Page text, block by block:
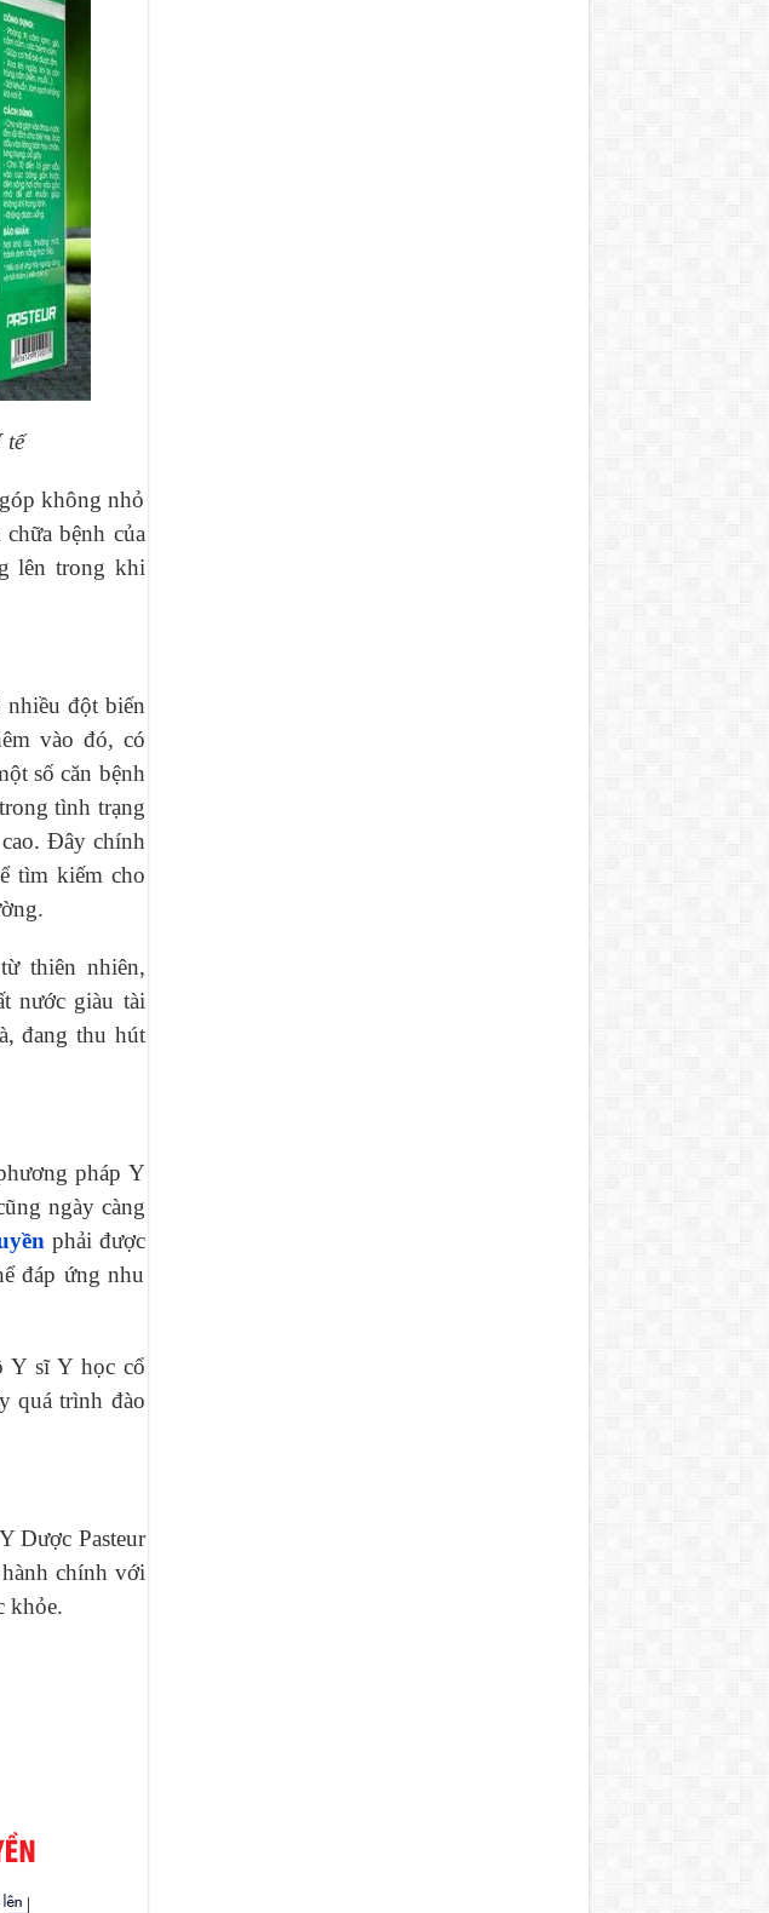
tế
không nhỏ
bệnh của
lên trong khi
đột biến
vào đó, có
số căn bệnh
tình trạng
Đây chính
tìm kiếm cho
thiên nhiên,
nước giàu tài
đang thu hút
pháp Y
ngày càng
phải được
đáp ứng nhu
Y sĩ Y học cổ
quá trình đào
Dược Pasteur
chính với
khỏe.